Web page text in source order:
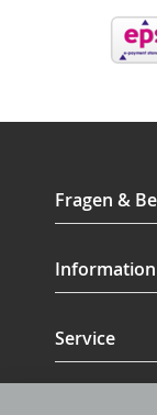
Fragen &
Information
Service